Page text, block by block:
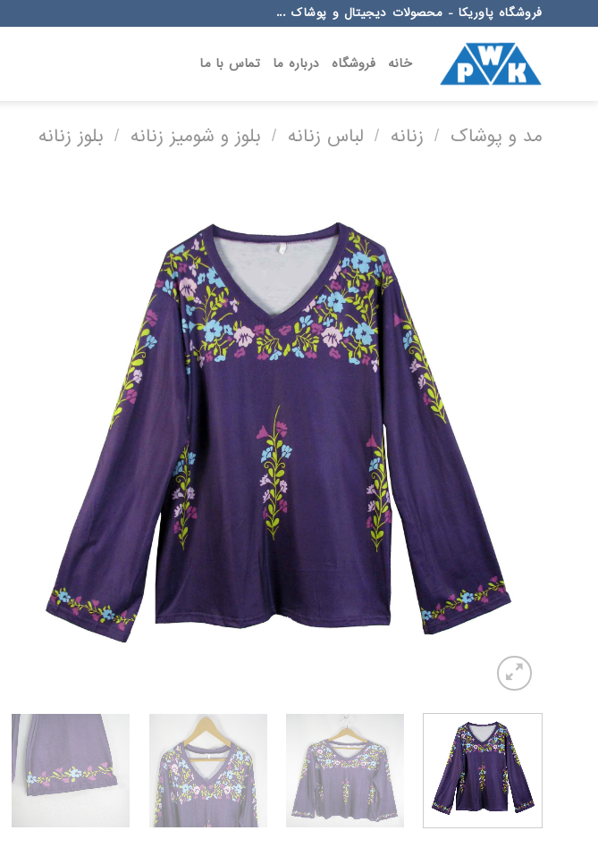
to
فروشگاه پاوریکا - محصولات دیجیتال و پوشاک ...
خانه فروشگاه درباره ما تماس با ما
مد و پوشاک / زنانه / لباس زنانه / بلوز و شومیز زنانه / بلوز زنانه